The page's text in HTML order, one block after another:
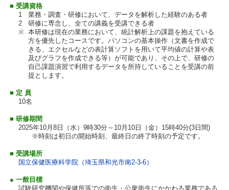
■ 受講資格
1
業務・調査・研修において、データを解析した経験のある者
2
研修に専念し、全ての講義を受講できる者
※ 本研修は現在の業務において、統計解析上の課題を抱えている
方を優先したコースです。パソコンの基本操作（文書を作成で
きる、エクセルなどの表計算ソフトを用いて平均値の計算や表
及びグラフを作成できる等）が可能であり、その上で、研修の
自己課題演習で利用するデータを所持していることを受講の前
提とします。
■ 定 員
10名
■ 研修期間
2025年10月8日（水）9時30分～10月10日（金）15時40分(3日間)
※時刻は初日の開始時刻、最終日の終了時刻の予定です。
■ 受講場所
国立保健医療科学院（埼玉県和光市南2-3-6）
● 一般目標
試験研究機関や保健所等での衛生・公衆衛生にかかわる業務である